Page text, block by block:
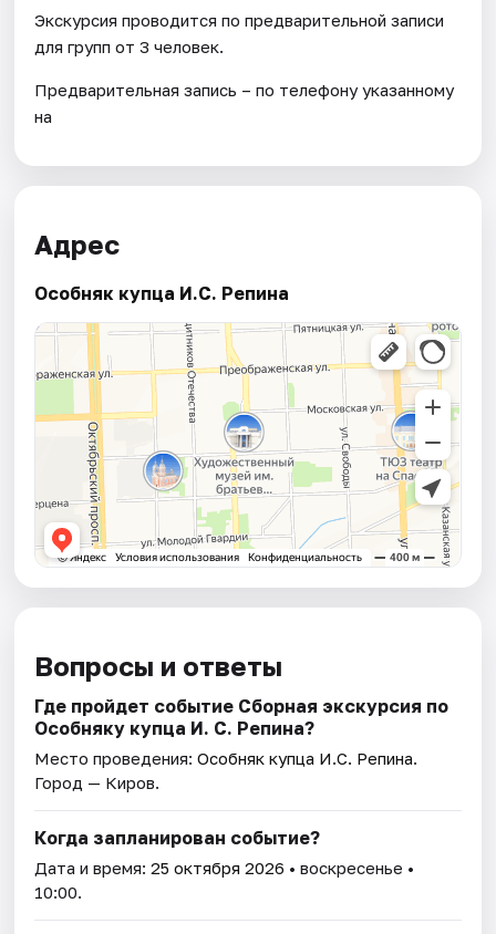
Экскурсия проводится по предварительной записи
для групп от 3 человек.
Предварительная запись – по телефону указанному
на
Адрес
Особняк купца И.С. Репина
Вопросы и ответы
Где пройдет событие Сборная экскурсия по
Особняку купца И. С. Репина?
Место проведения:Особняк купца И.С. Репина.
Город — Киров.
Когда запланирован событие?
Дата и время:25 октября 2026 • воскресенье •
10:00.